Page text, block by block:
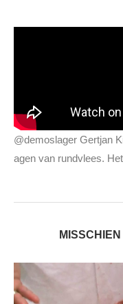
@demoslager Gertjan
agen van rundvlees.